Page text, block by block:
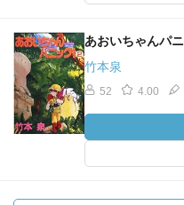
あおいちゃんパ
竹本泉
52 4.00